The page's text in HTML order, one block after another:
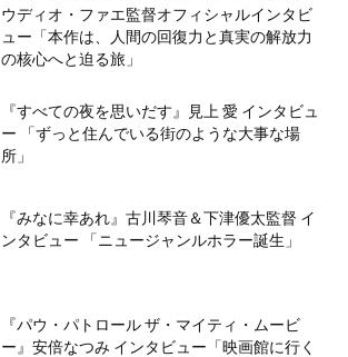
ウディオ・ファエ監督オフィシャルインタビ
ュー「本作は、人間の回復力と真実の解放力
の核心へと迫る旅」
『すべての夜を思いだす』見上 愛 インタビュ
ー 「ずっと住んでいる街のような大事な場
所」
『みなに幸あれ』古川琴音＆下津優太監督 イ
ンタビュー 「ニュージャンルホラー誕生」
『パウ・パトロール ザ・マイティ・ムービ
ー』安倍なつみ インタビュー「映画館に行く